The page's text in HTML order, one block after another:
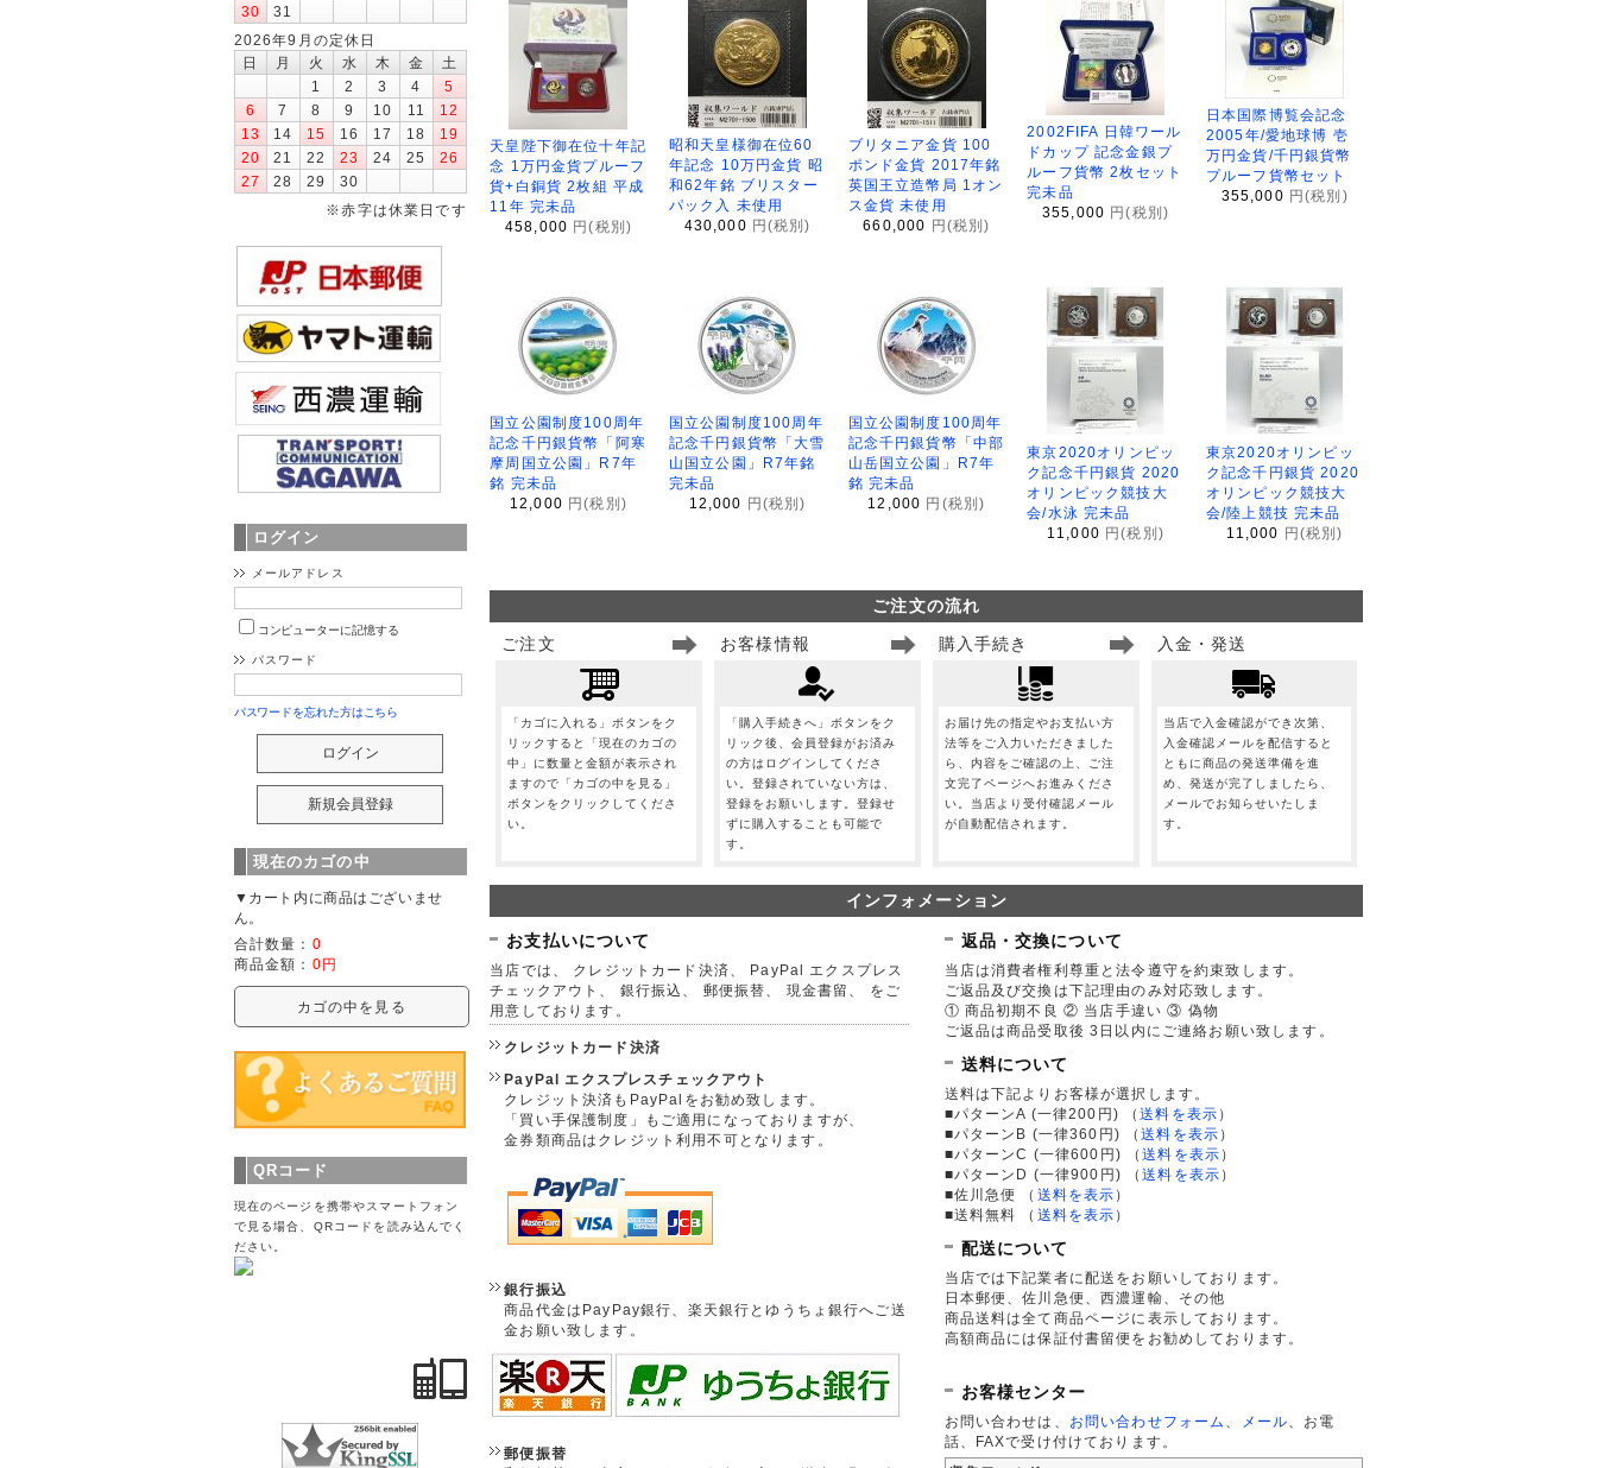
天皇陛下御在位十年記
念 1万円金貨プルーフ
貨+白銅貨 2枚組 平成
11年 完未品
458,000 円(税別)
昭和天皇様御在位60
年記念 10万円金貨 昭
和62年銘 ブリスター
パック入 未使用
430,000 円(税別)
ブリタニア金貨 100
ポンド金貨 2017年銘
英国王立造幣局 1オン
ス金貨 未使用
660,000 円(税別)
2002FIFA 日韓ワール
ドカップ 記念金銀プ
ルーフ貨幣 2枚セット
完未品
355,000 円(税別)
日本国際博覧会記念
2005年/愛地球博 壱
万円金貨/千円銀貨幣
プルーフ貨幣セット
355,000 円(税別)
国立公園制度100周年
記念千円銀貨幣「阿寒
摩周国立公園」R7年
銘 完未品
12,000 円(税別)
国立公園制度100周年
記念千円銀貨幣「大雪
山国立公園」R7年銘
完未品
12,000 円(税別)
国立公園制度100周年
記念千円銀貨幣「中部
山岳国立公園」R7年
銘 完未品
12,000 円(税別)
東京2020オリンピッ
ク記念千円銀貨 2020
オリンピック競技大
会/水泳 完未品
11,000 円(税別)
東京2020オリンピッ
ク記念千円銀貨 2020
オリンピック競技大
会/陸上競技 完未品
11,000 円(税別)
ご注文の流れ
ご注文
「カゴに入れる」ボタンをク
リックすると「現在のカゴの
中」に数量と金額が表示され
ますので「カゴの中を見る」
ボタンをクリックしてくださ
い。
お客様情報
「購入手続きへ」ボタンをク
リック後、会員登録がお済み
の方はログインしてくださ
い。登録されていない方は、
登録をお願いします。登録せ
ずに購入することも可能で
す。
購入手続き
お届け先の指定やお支払い方
法等をご入力いただきました
ら、内容をご確認の上、ご注
文完了ページへお進みくださ
い。当店より受付確認メール
が自動配信されます。
入金・発送
当店で入金確認ができ次第、
入金確認メールを配信すると
ともに商品の発送準備を進
め、発送が完了しましたら、
メールでお知らせいたしま
す。
インフォメーション
お支払いについて
当店では、 クレジットカード決済、 PayPal エクスプレス
チェックアウト、 銀行振込、 郵便振替、 現金書留、 をご
用意しております。
クレジットカード決済
PayPal エクスプレスチェックアウト
クレジット決済もPayPalをお勧め致します。
「買い手保護制度」もご適用になっておりますが、
金券類商品はクレジット利用不可となります。
銀行振込
商品代金はPayPay銀行、楽天銀行とゆうちょ銀行へご送
金お願い致します。
郵便振替
返品・交換について
当店は消費者権利尊重と法令遵守を約束致します。
ご返品及び交換は下記理由のみ対応致します。
① 商品初期不良 ② 当店手違い ③ 偽物
ご返品は商品受取後 3日以内にご連絡お願い致します。
送料について
送料は下記よりお客様が選択します。
■パターンA (一律200円)
（送料を表示 ）
■パターンB (一律360円)
（送料を表示 ）
■パターンC (一律600円)
（送料を表示 ）
■パターンD (一律900円)
（送料を表示 ）
■佐川急便
（ 送料を表示 ）
■送料無料
（ 送料を表示 ）
配送について
当店では下記業者に配送をお願いしております。
日本郵便、佐川急便、西濃運輸、その他
商品送料は全て商品ページに表示しております。
高額商品には保証付書留便をお勧めしております。
お客様センター
お問い合わせは、 お問い合わせフォーム メール 、お電
話、FAXで受け付けております。
30
31
2026年9月の定休日
日
月 火 水 木 金
土
1
2 3 4
5
6
7 8 9 10 11
12
13
14 15 16 17 18
19
20
21 22 23 24 25
26
27
28 29
30
※赤字は休業日です
ログイン
メールアドレス
コンピューターに記憶する
パスワード
パスワードを忘れた方はこちら
現在のカゴの中
▼カート内に商品はございませ
ん。
合計数量： 0
商品金額： 0円
カゴの中を見る
QRコード
現在のページを携帯やスマートフォン
で見る場合、QRコードを読み込んでく
ださい。